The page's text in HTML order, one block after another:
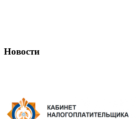
Новости